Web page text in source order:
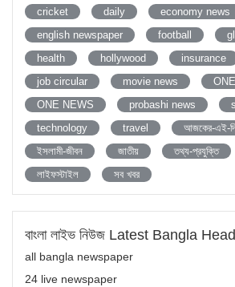
cricket
daily
economy news
english newspaper
football
health
hollywood insurance
job circular
movie news
ONE NEWS
probashi news
technology
travel
আজকের-এই-
ইসলামী-জীবন
জাতীয় তথ্য-প্রযুক্তি
লাইফস্টাইল
সব খবর
বাংলা লাইভ নিউজ Latest Bangla
all bangla newspaper
24 live newspaper